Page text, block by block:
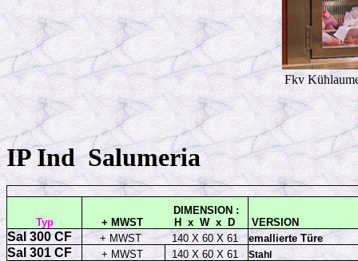
Fkv
IP Ind Salumeria
Typ + MWST
DIMENSION :
H x W x D
VERSION
Sal 300 CF + MWST 140 X 60 X 61 emallierte Türe
Sal 301 CF + MWST 140 X 60 X 61 Stahl